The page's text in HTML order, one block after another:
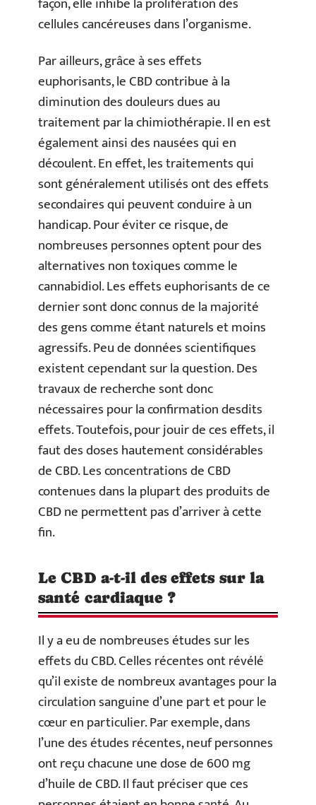
cellules cancéreuses dans l’organisme.
Par ailleurs, grâce à ses effets
euphorisants, le CBD contribue à la
diminution des douleurs dues au
traitement par la chimiothérapie. Il en est
également ainsi des nausées qui en
découlent. En effet, les traitements qui
sont généralement utilisés ont des effets
secondaires qui peuvent conduire à un
handicap. Pour éviter ce risque, de
nombreuses personnes optent pour des
alternatives non toxiques comme le
cannabidiol. Les effets euphorisants de ce
dernier sont donc connus de la majorité
des gens comme étant naturels et moins
agressifs. Peu de données scientifiques
existent cependant sur la question. Des
travaux de recherche sont donc
nécessaires pour la confirmation desdits
effets. Toutefois, pour jouir de ces effets, il
faut des doses hautement considérables
de CBD. Les concentrations de CBD
contenues dans la plupart des produits de
CBD ne permettent pas d’arriver à cette
fin.
Le CBD a-t-il des effets sur la
santé cardiaque ?
Il y a eu de nombreuses études sur les
effets du CBD. Celles récentes ont révélé
qu’il existe de nombreux avantages pour la
circulation sanguine d’une part et pour le
cœur en particulier. Par exemple, dans
l’une des études récentes, neuf personnes
ont reçu chacune une dose de 600 mg
d’huile de CBD. Il faut préciser que ces